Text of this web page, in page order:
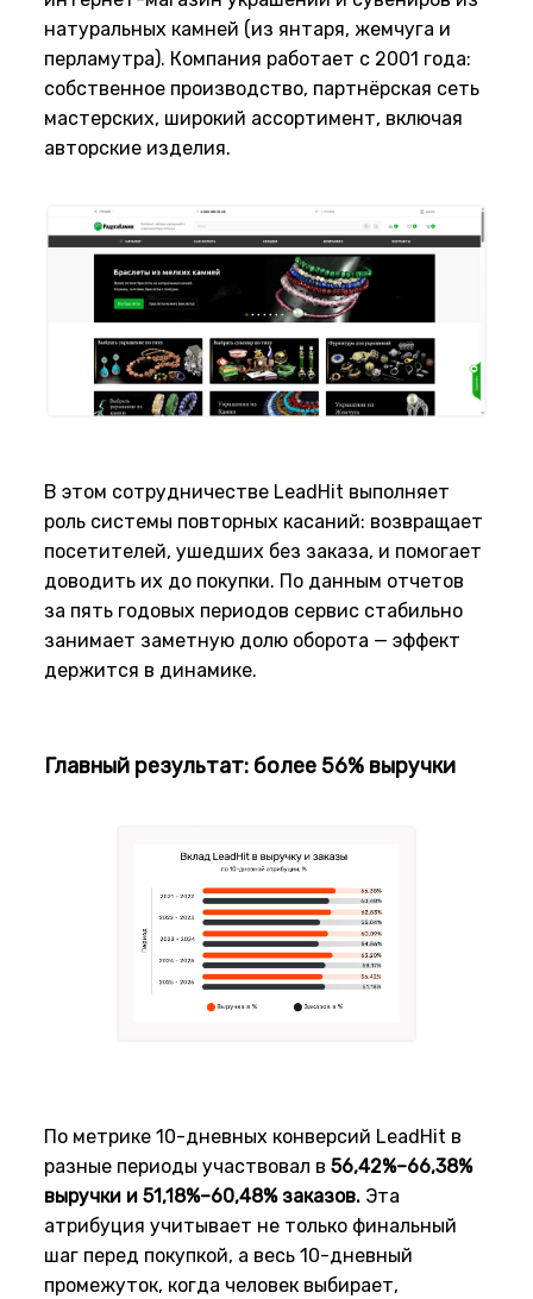
натуральных камней (из янтаря, жемчуга и
перламутра). Компания работает с 2001 года:
собственное производство, партнёрская сеть
мастерских, широкий ассортимент, включая
авторские изделия.
В этом сотрудничестве LeadHit выполняет
роль системы повторных касаний: возвращает
посетителей, ушедших без заказа, и помогает
доводить их до покупки. По данным отчетов
за пять годовых периодов сервис стабильно
занимает заметную долю оборота — эффект
держится в динамике.
Главный результат: более 56% выручки
По метрике 10-дневных конверсий LeadHit в
разные периоды участвовал в56,42%–66,38%
выручки и 51,18%–60,48% заказов. Эта
атрибуция учитывает не только финальный
шаг перед покупкой, а весь 10-дневный
промежуток, когда человек выбирает,